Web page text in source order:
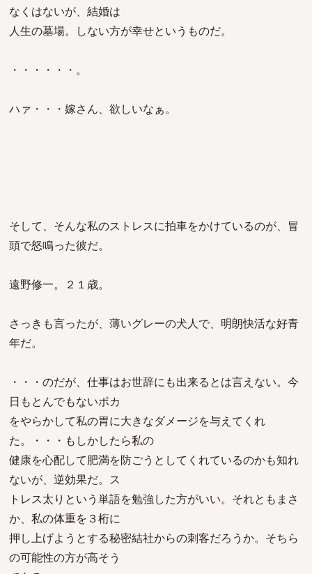
なくはないが、結婚は
人生の墓場。しない方が幸せというものだ。
・・・・・・。
ハァ・・・嫁さん、欲しいなぁ。
そして、そんな私のストレスに拍車をかけているのが、冒
頭で怒鳴った彼だ。
遠野修一。２１歳。
さっきも言ったが、薄いグレーの犬人で、明朗快活な好青
年だ。
・・・のだが、仕事はお世辞にも出来るとは言えない。今
日もとんでもないポカ
をやらかして私の胃に大きなダメージを与えてくれ
た。・・・もしかしたら私の
健康を心配して肥満を防ごうとしてくれているのかも知れ
ないが、逆効果だ。ス
トレス太りという単語を勉強した方がいい。それともまさ
か、私の体重を３桁に
押し上げようとする秘密結社からの刺客だろうか。そちら
の可能性の方が高そう